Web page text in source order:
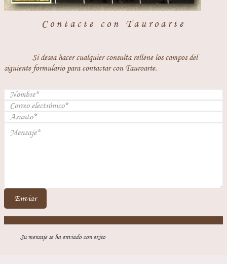
Contacte con Tauroarte
Si desea hacer cualquier consulta rellene los campos del
siguiente formulario para contactar con Tauroarte.
Enviar
Su mensaje se ha enviado con exito